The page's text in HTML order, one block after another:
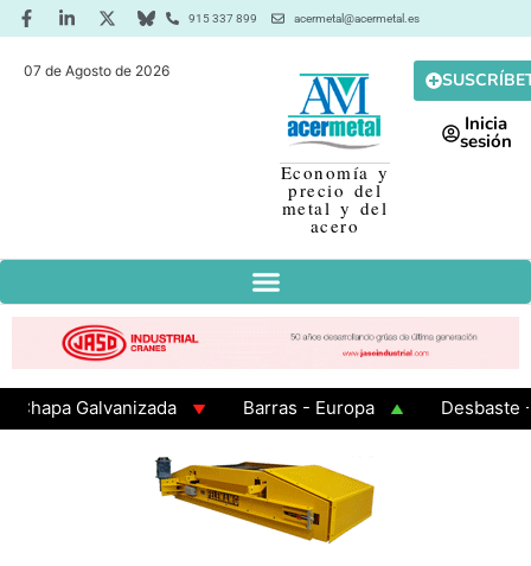
915 337 899 acermetal@acermetal.es
07 de Agosto de 2026
Economía y
precio del
metal y del
acero
Inicia
sesión
Galvanizada Barras - Europa
Desbaste -